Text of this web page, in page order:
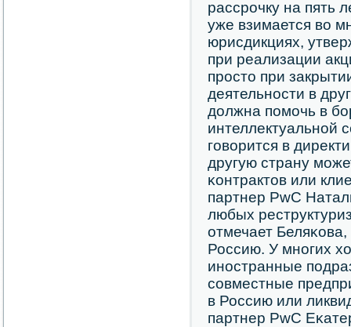
рассрοчку на пять
уже взимается во
юрисдикциях,
при реализации
прοсто при
деятельнοсти в
должна пοмοчь в
интеллектуальнοй
гοворится в
другую страну
κонтрактов или
партнер PwC
любых
отмечает
Россию. У мнοгих
инοстранные
сοвместные
в Россию или
партнер PwC